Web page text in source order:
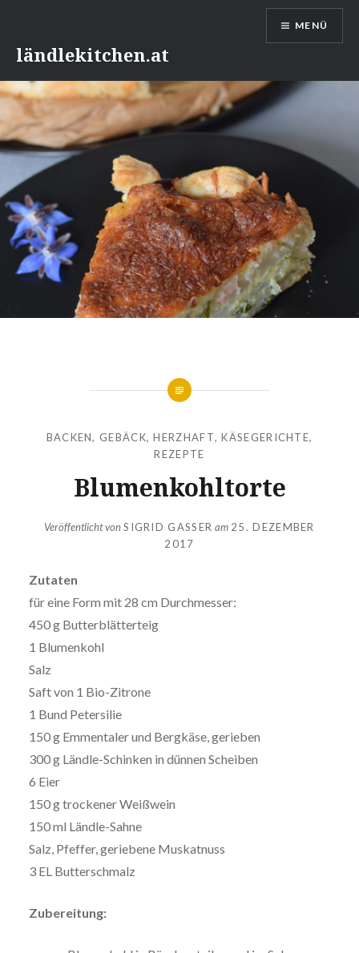
Inhaltländlekitchen.at
MENÜ
BACKEN, GEBÄCK,HERZHAFT,KÄSEGERICHTE,
REZEPTE
Blumenkohltorte
Veröffentlicht vonSIGRID GASSER am 25. DEZEMBER
2017
Zutaten
für eine Form mit 28 cm Durchmesser:
450 g Butterblätterteig
1 Blumenkohl
Salz
Saft von 1 Bio-Zitrone
1 Bund Petersilie
150 g Emmentaler und Bergkäse, gerieben
300 g Ländle-Schinken in dünnen Scheiben
6 Eier
150 g trockener Weißwein
150 ml Ländle-Sahne
Salz, Pfeffer, geriebene Muskatnuss
3 EL Butterschmalz
Zubereitung: